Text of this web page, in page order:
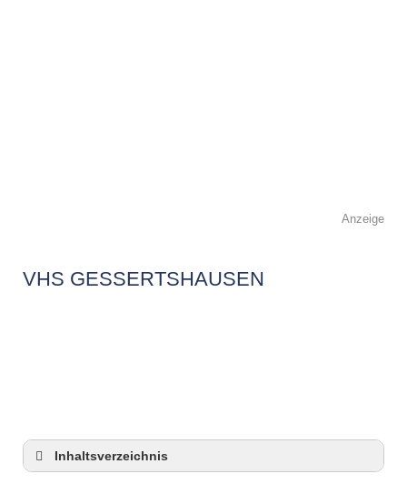
Anzeige
VHS GESSERTSHAUSEN
Inhaltsverzeichnis